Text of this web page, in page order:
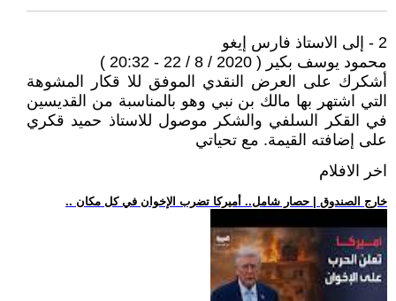
2 - إلى الاستاذ فارس إيغو
محمود يوسف بكير ( 2020 / 8 / 22 - 20:32 )
أشكرك على العرض النقدي الموفق للا قكار المشوهة
التي اشتهر بها مالك بن نبي وهو بالمناسبة من القديسين
في القكر السلفي والشكر موصول للاستاذ حميد قكري
على إضافته القيمة. مع تحياتي
اخر الافلام
.. خارج الصندوق | حصار شامل.. أميركا تضرب الإخوان في كل مكان